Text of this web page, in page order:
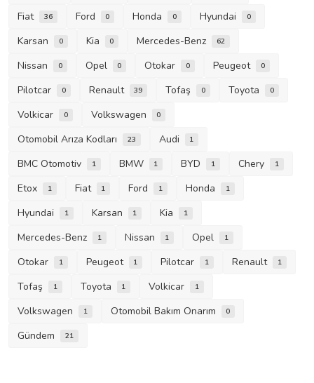
Fiat 36 Ford 0 Honda 0 Hyundai 0
Karsan 0 Kia 0 Mercedes-Benz 62
Nissan 0 Opel 0 Otokar 0 Peugeot 0
Pilotcar 0 Renault 39 Tofaş 0 Toyota 0
Volkicar 0 Volkswagen 0
Otomobil Arıza Kodları 23 Audi 1
BMC Otomotiv 1 BMW 1 BYD 1 Chery 1
Etox 1 Fiat 1 Ford 1 Honda 1
Hyundai 1 Karsan 1 Kia 1
Mercedes-Benz 1 Nissan 1 Opel 1
Otokar 1 Peugeot 1 Pilotcar 1 Renault 1
Tofaş 1 Toyota 1 Volkicar 1
Volkswagen 1 Otomobil Bakım Onarım 0
Gündem 21